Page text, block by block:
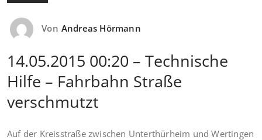
Von Andreas Hörmann
14.05.2015 00:20 – Technische
Hilfe – Fahrbahn Straße
verschmutzt
Auf der Kreisstraße zwischen Unterthürheim und Wertingen